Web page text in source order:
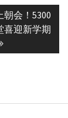
会！5300
喜迎新学期